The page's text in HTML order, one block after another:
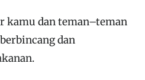
kamu dan teman–teman
dan